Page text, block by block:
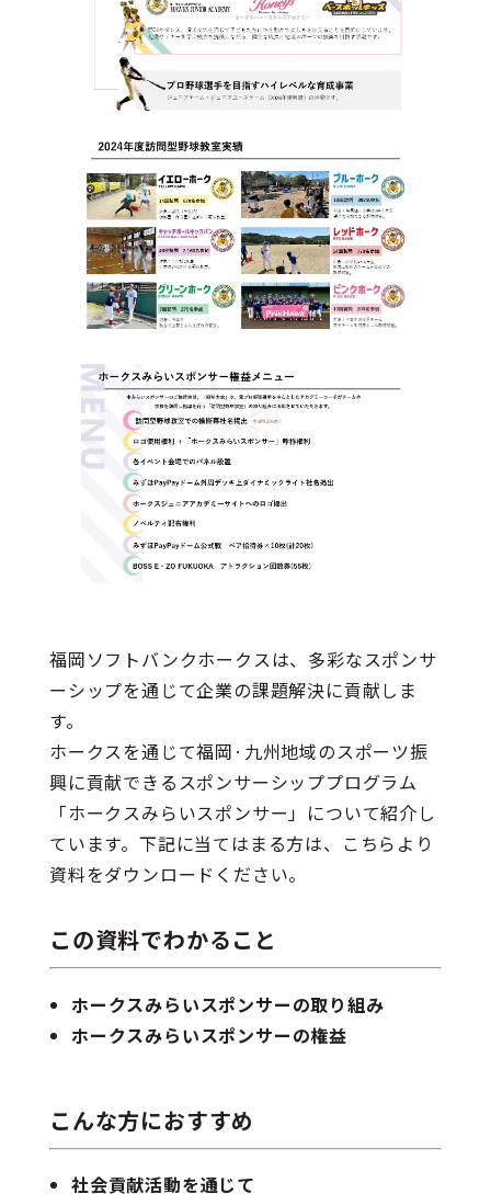
福岡ソフトバンクホークスは、多彩なスポンサ
ーシップを通じて企業の課題解決に貢献しま
す。
ホークスを通じて福岡·九州地域のスポーツ振
興に貢献できるスポンサーシッププログラム
「ホークスみらいスポンサー」について紹介し
ています。下記に当てはまる方は、こちらより
資料をダウンロードください。
この資料でわかること
ホークスみらいスポンサーの取り組み
ホークスみらいスポンサーの権益
こんな方におすすめ
社会貢献活動を通じて